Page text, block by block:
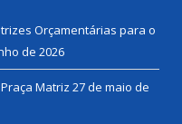
Orçamentárias para o
de 2026
Matriz 27 de maio de